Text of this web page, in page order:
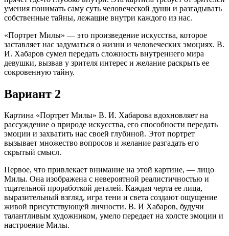
умения понимать саму суть человеческой души и разгадывать
собственные тайны, лежащие внутри каждого из нас.
«Портрет Милы» — это произведение искусства, которое
заставляет нас задуматься о жизни и человеческих эмоциях. В.
И. Хабаров сумел передать сложность внутреннего мира
девушки, вызвав у зрителя интерес и желание раскрыть ее
сокровенную тайну.
Вариант 2
Картина «Портрет Милы» В. И. Хабарова вдохновляет на
рассуждение о природе искусства, его способности передать
эмоции и захватить нас своей глубиной. Этот портрет
вызывает множество вопросов и желание разгадать его
скрытый смысл.
Первое, что привлекает внимание на этой картине, — лицо
Милы. Она изображена с невероятной реалистичностью и
тщательной проработкой деталей. Каждая черта ее лица,
выразительный взгляд, игра тени и света создают ощущение
живой присутствующей личности. В. И Хабаров, будучи
талантливым художником, умело передает на холсте эмоции и
настроение Милы.